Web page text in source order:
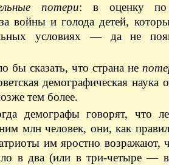
потери: в оценку по
войны и голода детей,
условиях — да не
бы сказать, что страна не
демографическая наука
тем более.
демографы говорят, что
млн человек, они, как
им яростно возражают,
в два (или в три-четыре — в